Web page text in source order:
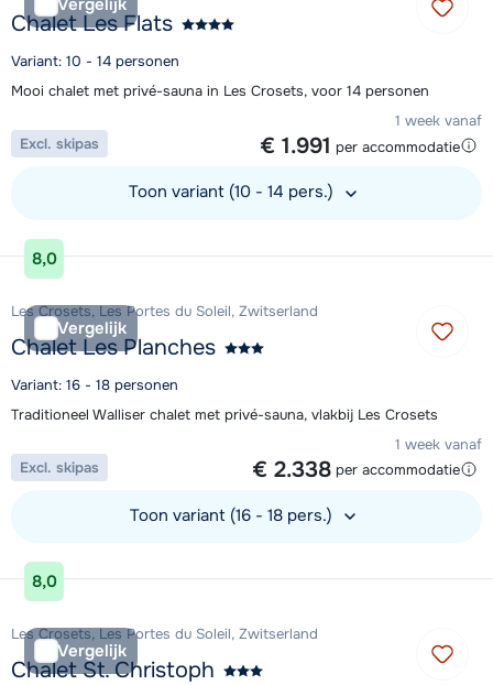
Vergelijk
Chalet Les Flats
Variant: 10 - 14 personen
Mooi chalet met privé-sauna in Les Crosets, voor 14 personen
1 week vanaf
€ 1.991 per accommodatie
Excl. skipas
Toon variant (10 - 14 pers.)
Bekijk accommodatie
8,0
Vergelijk
Les Crosets, Les Portes du Soleil, Zwitserland
Chalet Les Planches
Variant: 16 - 18 personen
Traditioneel Walliser chalet met privé-sauna, vlakbij Les Crosets
1 week vanaf
€ 2.338 per accommodatie
Excl. skipas
Toon variant (16 - 18 pers.)
Bekijk accommodatie
8,0
Vergelijk
Les Crosets, Les Portes du Soleil, Zwitserland
Chalet St. Christoph